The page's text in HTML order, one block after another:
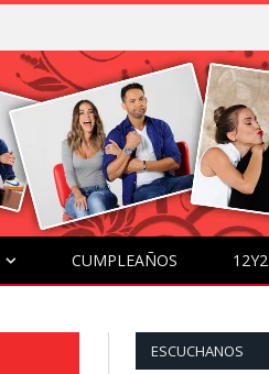
CUMPLEAÑOS 12Y2
ESCUCHANOS